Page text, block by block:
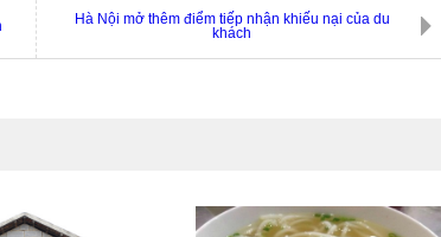
Hà Nội mở thêm điểm tiếp nhận khiếu nại của du
khách